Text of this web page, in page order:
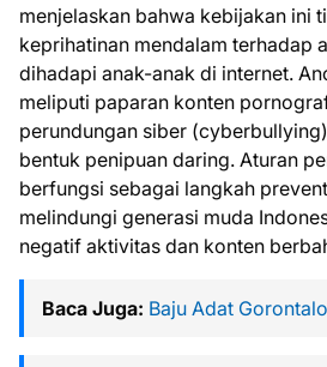
menjelaskan bahwa kebijakan ini
keprihatinan mendalam terhadap
dihadapi anak-anak di internet.
meliputi paparan konten
perundungan siber
bentuk penipuan daring. Aturan
berfungsi sebagai langkah
melindungi generasi muda
negatif aktivitas dan konten
Baca Juga: Baju Adat